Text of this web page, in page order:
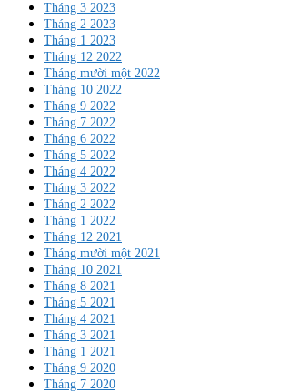
Tháng 3 2023
Tháng 2 2023
Tháng 1 2023
Tháng 12 2022
Tháng mười một 2022
Tháng 10 2022
Tháng 9 2022
Tháng 7 2022
Tháng 6 2022
Tháng 5 2022
Tháng 4 2022
Tháng 3 2022
Tháng 2 2022
Tháng 1 2022
Tháng 12 2021
Tháng mười một 2021
Tháng 10 2021
Tháng 8 2021
Tháng 5 2021
Tháng 4 2021
Tháng 3 2021
Tháng 1 2021
Tháng 9 2020
Tháng 7 2020